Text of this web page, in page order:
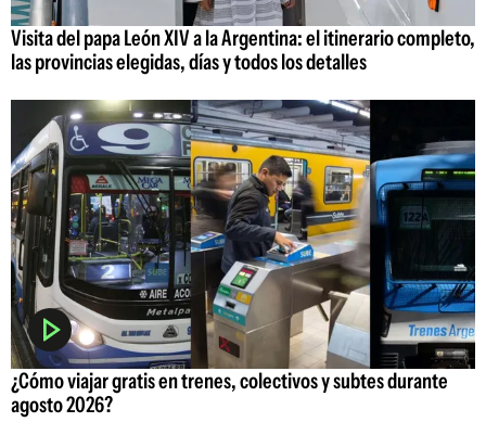
Visita del papa León XIV a la Argentina: el itinerario completo,
las provincias elegidas, días y todos los detalles
¿Cómo viajar gratis en trenes, colectivos y subtes durante
agosto 2026?